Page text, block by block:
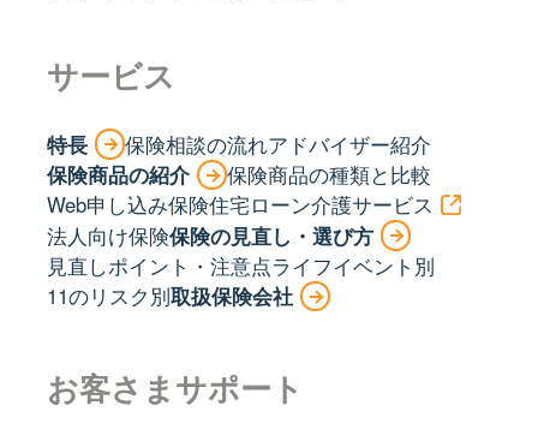
サービス
特長 保険相談の流れアドバイザー紹介
保険商品の紹介
保険商品の種類と比較
Web申し込み保険住宅ローン介護サービス
法人向け保険保険の見直し・選び方
見直しポイント・注意点ライフイベント別
11のリスク別取扱保険会社
お客さまサポート